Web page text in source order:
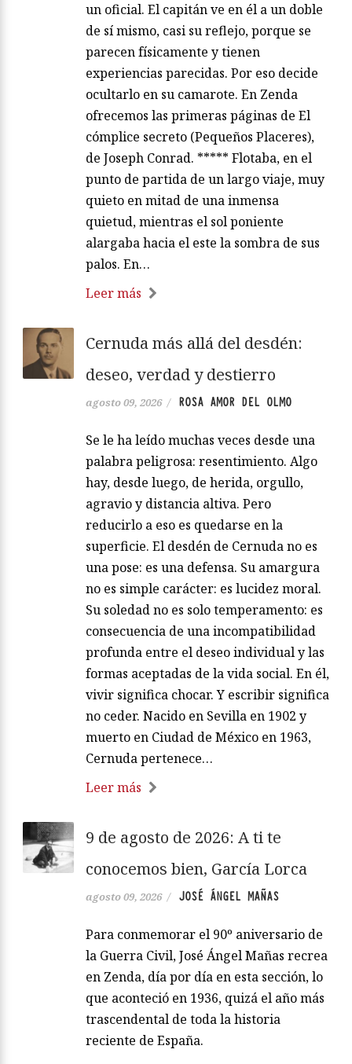
un oficial. El capitán ve en él a un doble
de sí mismo, casi su reflejo, porque se
parecen físicamente y tienen
experiencias parecidas. Por eso decide
ocultarlo en su camarote. En Zenda
ofrecemos las primeras páginas de El
cómplice secreto (Pequeños Placeres),
de Joseph Conrad. ***** Flotaba, en el
punto de partida de un largo viaje, muy
quieto en mitad de una inmensa
quietud, mientras el sol poniente
alargaba hacia el este la sombra de sus
palos. En…
Leer más
Cernuda más allá del desdén:
deseo, verdad y destierro
agosto 09, 2026 / ROSA AMOR DEL OLMO
Se le ha leído muchas veces desde una
palabra peligrosa: resentimiento. Algo
hay, desde luego, de herida, orgullo,
agravio y distancia altiva. Pero
reducirlo a eso es quedarse en la
superficie. El desdén de Cernuda no es
una pose: es una defensa. Su amargura
no es simple carácter: es lucidez moral.
Su soledad no es solo temperamento: es
consecuencia de una incompatibilidad
profunda entre el deseo individual y las
formas aceptadas de la vida social. En él,
vivir significa chocar. Y escribir significa
no ceder. Nacido en Sevilla en 1902 y
muerto en Ciudad de México en 1963,
Cernuda pertenece…
Leer más
9 de agosto de 2026: A ti te
conocemos bien, García Lorca
agosto 09, 2026 / JOSÉ ÁNGEL MAÑAS
Para conmemorar el 90º aniversario de
la Guerra Civil, José Ángel Mañas recrea
en Zenda, día por día en esta sección, lo
que aconteció en 1936, quizá el año más
trascendental de toda la historia
reciente de España.